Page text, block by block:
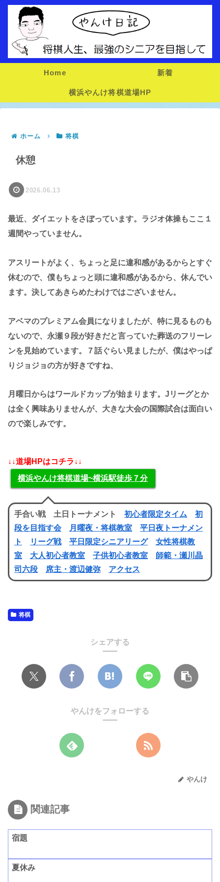
Home 新着
横浜やんけ将棋道場HP
ホーム 将棋
休憩
2026.06.13
最近、ダイエットをさぼっています。ラジオ体操もここ１
週間やっていません。
アスリートがよく、ちょっと足に違和感があるからとすぐ
休むので、僕もちょっと頭に違和感があるから、休んでい
ます。決してあきらめたわけではございません。
アベマのプレミアム会員になりましたが、特に見るものも
ないので、永瀬９段が好きだと言っていた葬送のフリーレ
ンを見始めています。７話ぐらい見ましたが、僕はやっぱ
りジョジョの方が好きですね、
月曜日からはワールドカップが始まります。Jリーグとか
は全く興味ありませんが、大きな大会の国際試合は面白い
ので楽しみです。
↓↓道場HPはコチラ↓↓
横浜やんけ将棋道場~横浜駅徒歩７分
手合い戦 土日トーナメント 初心者限定タイム
初
段を目指す会
月曜夜・将棋教室
平日夜トーナメン
ト
リーグ戦 平日限定シニアリーグ
女性将棋教
室
大人初心者教室 子供初心者教室
師範・瀬川晶
司六段
席主・渡辺健弥 アクセス
将棋
シェアする
やんけをフォローする
やんけ
関連記事
宿題
夏休み